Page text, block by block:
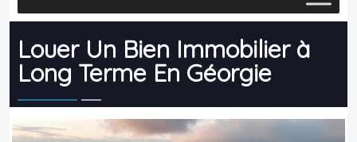
Louer Un Bien Immobilier à
Long Terme En Géorgie